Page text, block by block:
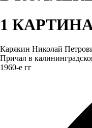
1
Карякин Николай
Причал в
1960-е гг